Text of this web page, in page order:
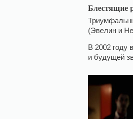
Блестящие
(Эвелин и
В 2002 году
и будущей